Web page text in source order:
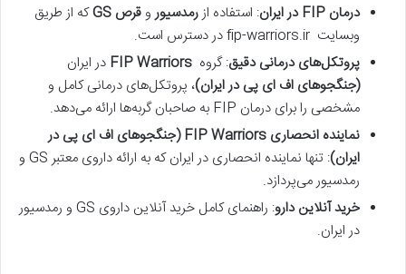
درمان
در ایران: استفاده ازرمدسیور و قرص
که از طریق
وبسایت fip-warriors.ir در دسترس است.
پروتکل‌های درمانی دقیق: گروه FIP Warriors در ایران
(جنگجوهای اف ای پی در ایران)، پروتکل‌های درمانی کامل و
مشخصی را برای درمان FIP به صاحبان گربه‌ها ارائه می‌دهد.
نماینده انحصاری
FIP Warriors (جنگجوهای اف ای پی در
ایران)
: تنها نماینده انحصاری در ایران که به ارائه داروی معتبر GS و
رمدسیور می‌پردازد.
خرید آنلاین دارو
: راهنمای کامل خرید آنلاین داروی GS و رمدسیور
در ایران.